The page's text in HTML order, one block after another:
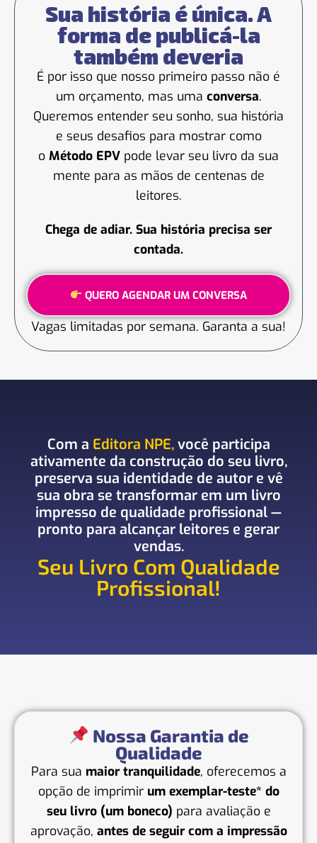
Sua história é única. A
forma de publicá-la
também deveria
É por isso que nosso primeiro passo não é
um orçamento, mas uma conversa.
Queremos entender seu sonho, sua história
e seus desafios para mostrar como
o Método EPV pode levar seu livro da sua
mente para as mãos de centenas de
leitores.
Chega de adiar. Sua história precisa ser
contada.
QUERO AGENDAR UM CONVERSA
Vagas limitadas por semana. Garanta a sua!
Com a Editora NPE,você participa
ativamente da construção do seu livro,
preserva sua identidade de autor e vê
sua obra se transformar em um livro
impresso de qualidade profissional —
pronto para alcançar leitores e gerar
vendas.
Seu Livro Com Qualidade
Profissional!
Nossa Garantia de
Qualidade
Para sua maior tranquilidade, oferecemos a
opção de imprimir um exemplar-teste* do
seu livro (um boneco) para avaliação e
aprovação, antes de seguir com a impressão